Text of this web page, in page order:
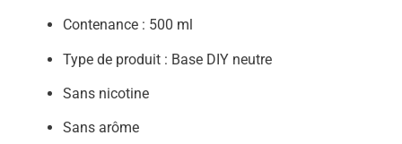
Contenance : 500 ml
Type de produit : Base DIY neutre
Sans nicotine
Sans arôme